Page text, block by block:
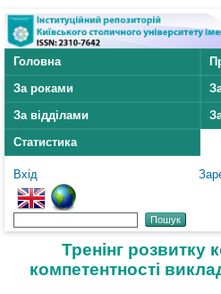
Головна
За роками
За відділами
Статистика
Вхід
Тренінг розвитку
компетентності